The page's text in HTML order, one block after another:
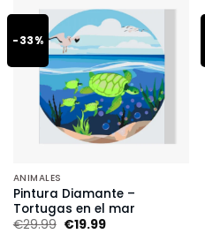
-33%
ANIMALES
Pintura Diamante –
Tortugas en el mar
€29.99 €19.99